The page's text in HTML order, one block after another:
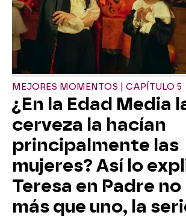
MEJORES MOMENTOS | CAPÍTULO 5
¿En la Edad Media
cerveza la hacían
principalmente las
mujeres? Así lo
Teresa en Padre no
más que uno, la